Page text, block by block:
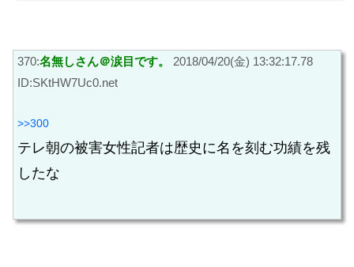
370:名無しさん＠涙目です。
2018/04/20(金) 13:32:17.78
ID:SKtHW7Uc0.net
>>300
テレ朝の被害女性記者は歴史に名を刻む功績を残
したな